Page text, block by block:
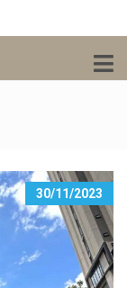
30/11/2023